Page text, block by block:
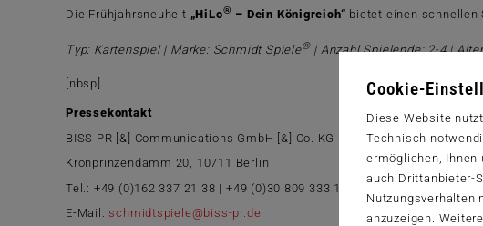
Cookie-
Diese Website
Technisch
ermöglichen, Ihnen
auch Drittanbieter-
Nutzungsverhalten
anzuzeigen.
Die Frühjahrsneuheit „HiLo® – Dein Königreich“ bietet einen schnellen
Typ: Kartenspiel | Marke: Schmidt Spiele®| Anzahl Spielende: 2-4 |
[nbsp]
Pressekontakt
BISS PR [&] Communications GmbH [&] Co. KG
Kronprinzendamm 20, 10711 Berlin
Tel.: +49 (0)162 337 21 38 | +49 (0)30 809 333 100
E-Mail:schmidtspiele@biss-pr.de